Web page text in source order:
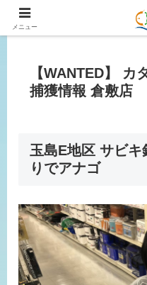
広島、岡山の釣り
【WANTED】 カ
捕獲情報 倉敷店
玉島E地区 サビ
りでアナゴ
メニュー